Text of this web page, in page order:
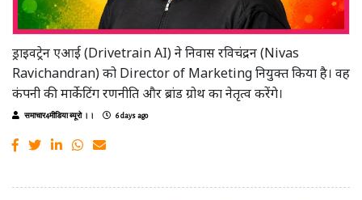
ड्राइवट्रेन एआई (Drivetrain AI) ने निवास रविचंद्रन (Nivas
Ravichandran) को Director of Marketing नियुक्त किया है। वह
कंपनी की मार्केटिंग रणनीति और ब्रांड ग्रोथ का नेतृत्व करेंगे।
समाचार4मीडिया ब्यूरो ।। 6 days ago